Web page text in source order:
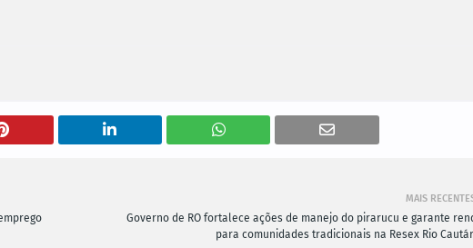
MAIS
Governo de RO fortalece ações de manejo do pirarucu e garante
para comunidades tradicionais na Resex Rio